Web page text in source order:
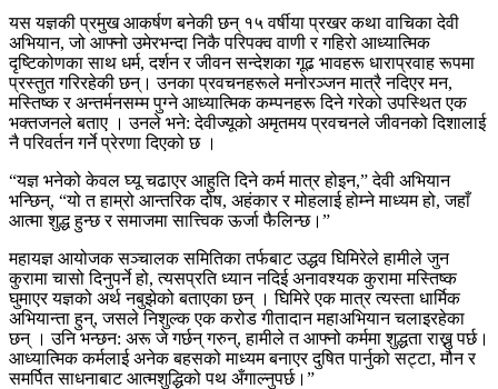
यस यज्ञकी प्रमुख आकर्षण बनेकी छन् १५ वर्षीया प्रखर कथा वाचिका देवी
अभियान, जो आफ्नो उमेरभन्दा निकै परिपक्व वाणी र गहिरो आध्यात्मिक
दृष्टिकोणका साथ धर्म, दर्शन र जीवन सन्देशका गूढ भावहरू धाराप्रवाह रूपमा
प्रस्तुत गरिरहेकी छन्। उनका प्रवचनहरूले मनोरञ्जन मात्रै नदिएर मन,
मस्तिष्क र अन्तर्मनसम्म पुग्ने आध्यात्मिक कम्पनहरू दिने गरेको उपस्थित एक
भक्तजनले बताए । उनले भने: देवीज्यूको अमृतमय प्रवचनले जीवनको दिशालाई
नै परिवर्तन गर्ने प्रेरणा दिएको छ ।
“यज्ञ भनेको केवल घ्यू चढाएर आहुति दिने कर्म मात्र होइन,” देवी अभियान
भन्छिन्, “यो त हाम्रो आन्तरिक दोष, अहंकार र मोहलाई होम्ने माध्यम हो, जहाँ
आत्मा शुद्ध हुन्छ र समाजमा सात्त्विक ऊर्जा फैलिन्छ।”
महायज्ञ आयोजक सञ्चालक समितिका तर्फबाट उद्धव घिमिरेले हामीले जुन
कुरामा चासो दिनुपर्ने हो, त्यसप्रति ध्यान नदिई अनावश्यक कुरामा मस्तिष्क
घुमाएर यज्ञको अर्थ नबुझेको बताएका छन् । घिमिरे एक मात्र त्यस्ता धार्मिक
अभियान्ता हुन्, जसले निशुल्क एक करोड गीतादान महाअभियान चलाइरहेका
छन् । उनि भन्छन: अरू जे गर्छन् गरुन्, हामीले त आफ्नो कर्ममा शुद्धता राख्नु पर्छ।
आध्यात्मिक कर्मलाई अनेक बहसको माध्यम बनाएर दुषित पार्नुको सट्टा, मौन र
समर्पित साधनाबाट आत्मशुद्धिको पथ अँगाल्नुपर्छ।”